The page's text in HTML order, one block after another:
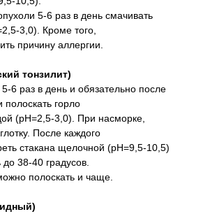
5-6 раз в день смачивать
3,0). Кроме того,
причину аллергии.
тонзилит)
5-6 раз в день и обязательно после
горло
(pH=2,5-3,0). При насморке,
После каждого
стакана щелочной (pH=9,5-10,5)
38-40 градусов.
полоскать и чаще.